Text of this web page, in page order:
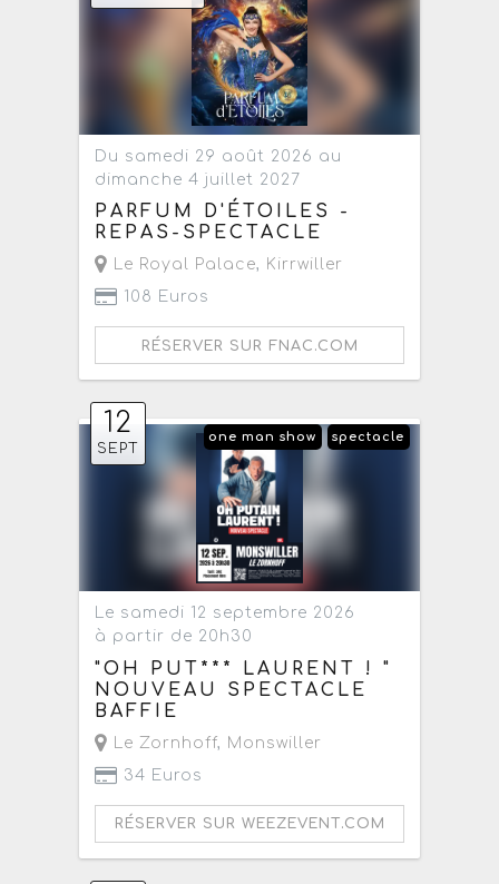
Du samedi 29 août 2026 au
dimanche 4 juillet 2027
PARFUM D'ÉTOILES -
REPAS-SPECTACLE
Le Royal Palace, Kirrwiller
108 Euros
RÉSERVER SUR FNAC.COM
12
SEPT
spectacle
one man show
Le samedi 12 septembre 2026
à partir de 20h30
"OH PUT*** LAURENT ! "
NOUVEAU SPECTACLE
BAFFIE
Le Zornhoff, Monswiller
34 Euros
RÉSERVER SUR WEEZEVENT.COM